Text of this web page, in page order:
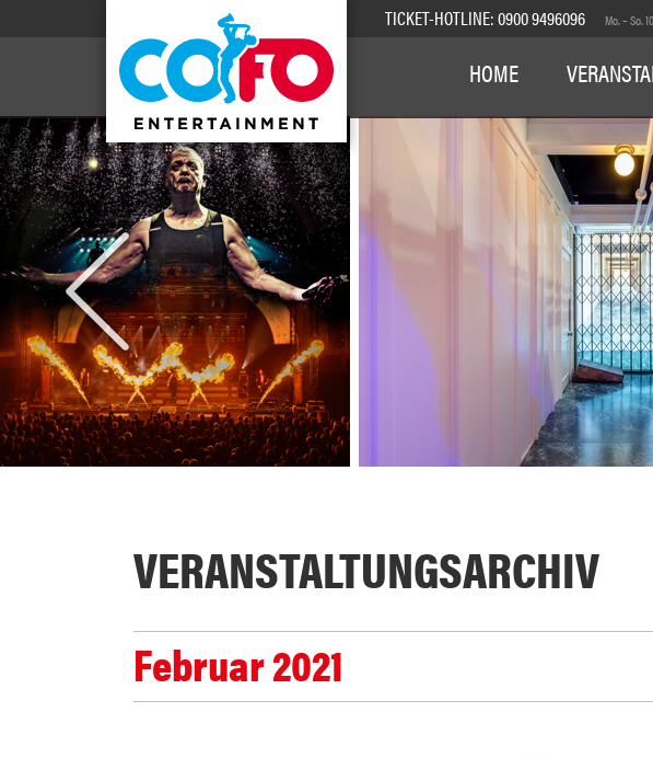
TICKET-HOTLINE:0900 9496096 Mo. – So.
HOME
VERANSTALTUNGS­ARCHIV
Februar 2021